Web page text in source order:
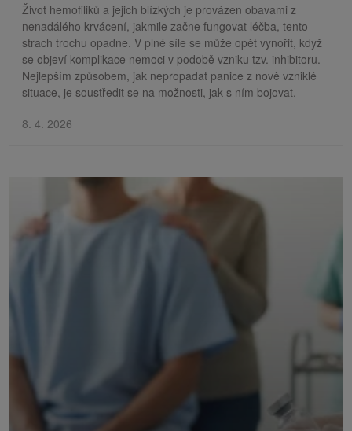
Život hemofiliků a jejich blízkých je provázen obavami z
nenadálého krvácení, jakmile začne fungovat léčba, tento
strach trochu opadne. V plné síle se může opět vynořit, když
se objeví komplikace nemoci v podobě vzniku tzv. inhibitoru.
Nejlepším způsobem, jak nepropadat panice z nově vzniklé
situace, je soustředit se na možnosti, jak s ním bojovat.
8. 4. 2026